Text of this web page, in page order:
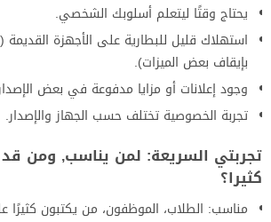
يحتاج وقتًا ليتعلم أسلوبك الشخصي.
استهلاك قليل للبطارية على الأجهزة القديمة
بإيقاف بعض الميزات).
وجود إعلانات أو مزايا مدفوعة في بعض
تجربة الخصوصية تختلف حسب الجهاز والإصدار.
تجربتي السريعة: لمن يناسب, ومن
كثيرا؟
مناسب: الطلاب، الموظفون، من يكتبون كثيرًا